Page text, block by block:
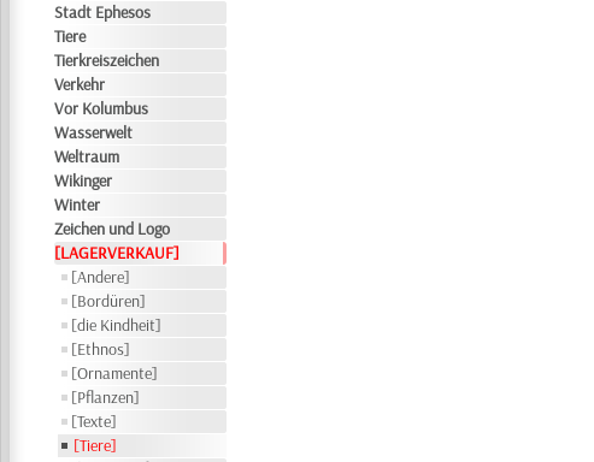
Stadt Ephesos
Tiere
Tierkreiszeichen
Verkehr
Vor Kolumbus
Wasserwelt
Weltraum
Wikinger
Winter
Zeichen und Logo
[LAGERVERKAUF]
[Andere]
[Bordüren]
[die Kindheit]
[Ethnos]
[Ornamente]
[Pflanzen]
[Texte]
[Tiere]